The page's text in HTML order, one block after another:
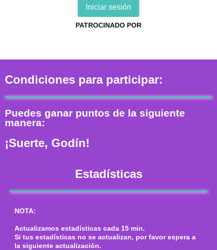
Iniciar sesión
PATROCINADO POR
Condiciones para participar:
Puedes ganar puntos de la siguiente
manera:
¡Suerte, Godín!
Estadísticas
NOTA:
Actualizamos estadísticas cada 15 min.
Si tus estadísticas no se actualizan, por favor espera a
la siguiente actualización.